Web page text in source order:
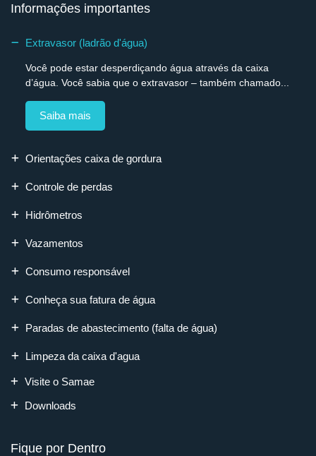
Informações importantes
Extravasor (ladrão d'água)
Você pode estar desperdiçando água através da caixa
d’água. Você sabia que o extravasor – também chamado...
Saiba mais
Orientações caixa de gordura
Controle de perdas
Hidrômetros
Vazamentos
Consumo responsável
Conheça sua fatura de água
Paradas de abastecimento (falta de água)
Limpeza da caixa d'agua
Visite o Samae
Downloads
Fique por Dentro